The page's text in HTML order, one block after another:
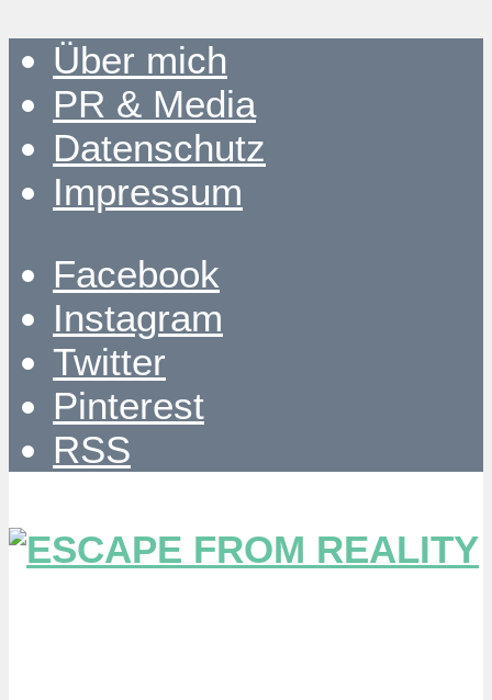
Über mich
PR & Media
Datenschutz
Impressum
Facebook
Instagram
Twitter
Pinterest
RSS